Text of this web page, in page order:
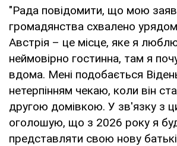
"Рада повідомити, що мою
громадянства схвалено урядом
Австрія – це місце, яке я
неймовірно гостинна, там я
вдома. Мені подобається
нетерпінням чекаю, коли він
другою домівкою. У зв'язку з
оголошую, що з 2026 року я
представляти свою нову